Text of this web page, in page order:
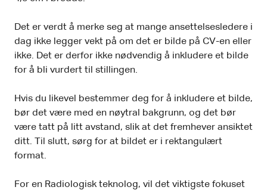
Det er verdt å merke seg at mange ansettelsesledere i
dag ikke legger vekt på om det er bilde på CV-en eller
ikke. Det er derfor ikke nødvendig å inkludere et bilde
for å bli vurdert til stillingen.
Hvis du likevel bestemmer deg for å inkludere et bilde,
bør det være med en nøytral bakgrunn, og det bør
være tatt på litt avstand, slik at det fremhever ansiktet
ditt. Til slutt, sørg for at bildet er i rektangulært
format.
For en Radiologisk teknolog, vil det viktigste fokuset